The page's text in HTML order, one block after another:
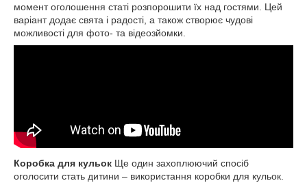
момент оголошення статі розпорошити їх над гостями. Цей
варіант додає свята і радості, а також створює чудові
можливості для фото- та відеозйомки.
Коробка для кульок Ще один захоплюючий спосіб
оголосити стать дитини – використання коробки для кульок.